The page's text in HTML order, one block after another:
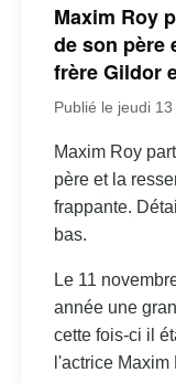
Maxim Roy
de son père
frère Gildor
Publié le jeudi
Maxim Roy
père et la
frappante.
bas.
Le 11
année une
cette fois-ci il
l'actrice Maxim